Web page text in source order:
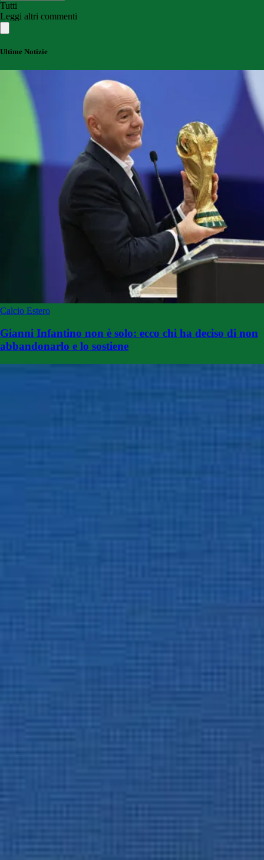
Tutti
Leggi altri commenti
Ultime Notizie
Calcio Estero
Gianni Infantino non è solo: ecco chi ha deciso di non
abbandonarlo e lo sostiene